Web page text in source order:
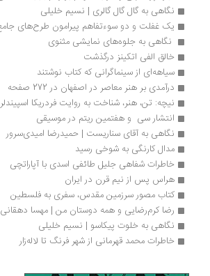
نگاهی به گال گال گالری | نسیم خلیلی
یک غفلت و دو سوءتفاهم پیرامون طرح‌های جامع شهری
نگاهی به جلوه‌های نمایشی مثنوی
خالق الفی اتکینز درگذشت
سیاهه‌ای از سینماگرانی که کتاب نوشتند
درآمدی بر هنر معاصر در اصفهان در 272 صفحه
نیچه: تن، هنر، شناخت به روایت فردریکا اسپیندلر
انتشار سی  و هفتمین ریتم در موسیقی
نگاهی به آقای سناریست | حمیدرضا امیدی‌سرور
مدال کارنگی به شوخی رسید
خاطرات شفاهی جلیل طائفی اسدی با آپاراتچی
هراس پس از نیم قرن در ایران
کتاب مصور سرزمین مقدس، سفری به فلسطین
رضا کرم‌رضایی و همه دوستان من | مهسا دهقانی‌پور
نگاهی به خلوت پیکاسو | نسیم خلیلی
خاطرات محمد قهرمانی از شهر فرنگ تا لاله‌زار